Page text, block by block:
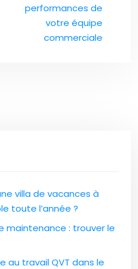
performances de
votre équipe
commerciale
villa de vacances à
toute l’année ?
maintenance : trouver le
au travail QVT dans le